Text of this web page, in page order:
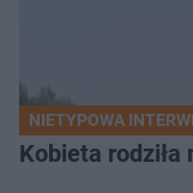
NIETYPOWA
Kobieta rodziła